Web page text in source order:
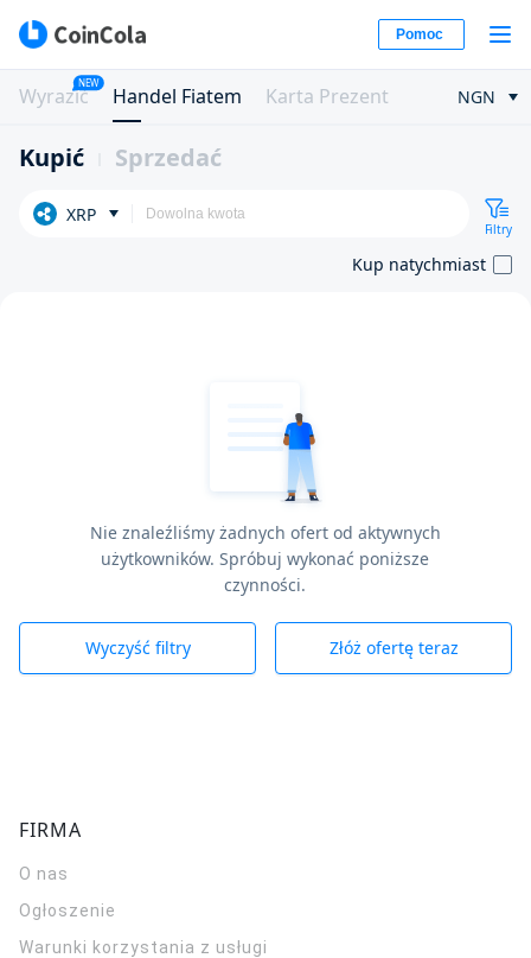
Pomoc
Wyrazić
NEW
Handel Fiatem Karta Prezent NGN
Kupić Sprzedać
XRP
Filtry
Kup natychmiast
Nie znaleźliśmy żadnych ofert od aktywnych
użytkowników. Spróbuj wykonać poniższe
czynności.
Wyczyść filtry Złóż ofertę teraz
FIRMA
O nas
Ogłoszenie
Warunki korzystania z usługi